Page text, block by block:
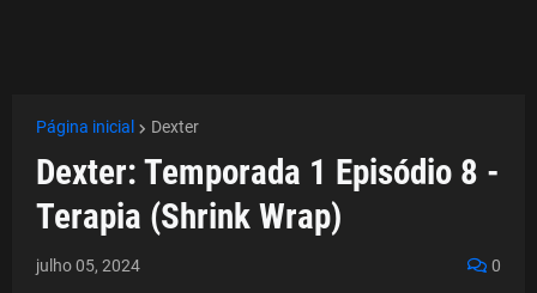
Página inicial Dexter
Dexter: Temporada 1 Episódio 8 -
Terapia (Shrink Wrap)
julho 05, 2024 0